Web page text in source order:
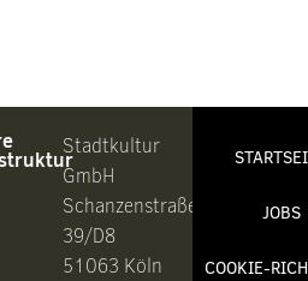
Stadtkultur
GmbH
Schanzenstraße
39/D8
51063 Köln
JOBS
COOKIE-